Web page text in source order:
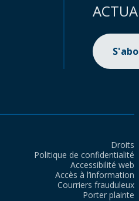
Droits
Politique de confidentialité
Accessibilité web
Accès à l’information
Courriers frauduleux
Porter plainte